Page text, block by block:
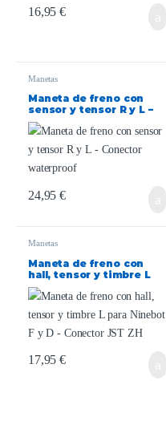
16,95€
Manetas
Maneta de freno con
sensor y tensor R y L –
Conector waterproof
24,95€
Manetas
Maneta de freno con
hall, tensor y timbre L
para Ninebot F y D –
Conector JST ZH
17,95€